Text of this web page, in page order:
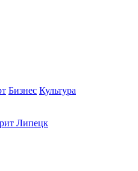
Бизнес Культура
Липецк